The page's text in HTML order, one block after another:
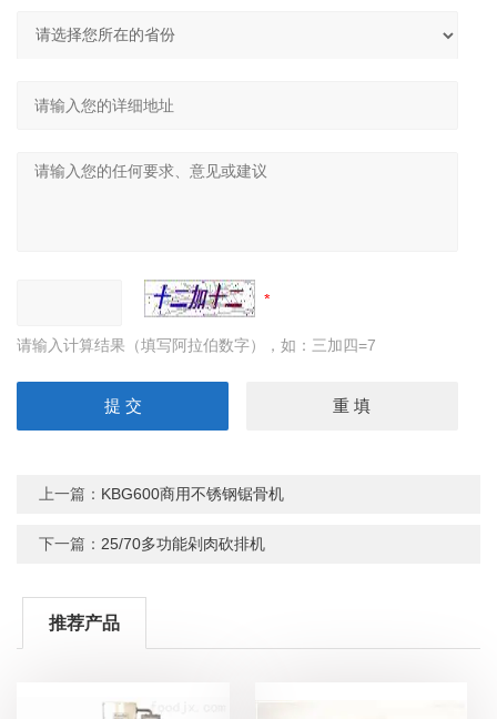
请输入计算结果（填写阿拉伯数字），如：三加四=7
上一篇： KBG600商用不锈钢锯骨机
下一篇： 25/70多功能剁肉砍排机
推荐产品